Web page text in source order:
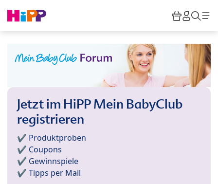
HiPP
Jetzt im HiPP Mein BabyClub
registrieren
✔️ Produktproben
✔️ Coupons
✔️ Gewinnspiele
✔️ Tipps per Mail